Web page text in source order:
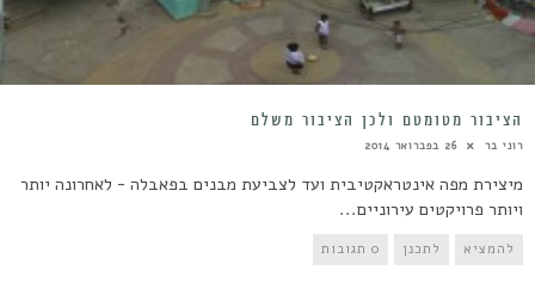
הציבור מטומטם ולכן הציבור משלם
רוני בר 26 בפברואר 2014
מיצירת מפה אינטראקטיבית ועד לצביעת מבנים בפאבלה - לאחרונה יותר
ויותר פרויקטים עירוניים...
להמציא לתכנן 0 תגובות